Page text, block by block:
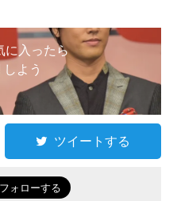
に入ったら
よう
ツイートする